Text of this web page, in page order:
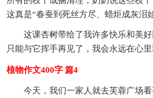
这真是“春蚕到死丝方尽、蜡炬成灰泪
这课杏树带给了我许多快乐和美
只能与它挥手再见了，我会永远在心里
植物作文400字 篇4
今天，我们一家人就去芙蓉广场看